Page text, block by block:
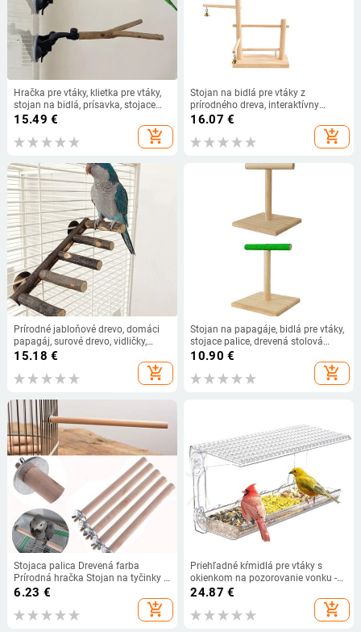
Hračka pre vtáky, klietka pre vtáky,
stojan na bidlá, prísavka, stojace
bidlá, bidlá pre papagáje,
príslušenstvo pre klietky pre kone,
hrdličky, kakadu.
15.49 €
add_shopping_cart
Stojan na bidlá pre vtáky z
prírodného dreva, interaktívny
stojan na ihrisko, výcvik vtákov pre
korely, andulky, papagáje, hrdličky,
dropshipping
16.07 €
add_shopping_cart
Prírodné jabloňové drevo, domáci
papagáj, surové drevo, vidličky,
stojan na konáre, stojan, veverička,
vták, škrečok, konáre, bidlá, žuvacie
hračky, palica
15.18 €
add_shopping_cart
Stojan na papagáje, bidlá pre vtáky,
stojace palice, drevená stolová
klietka, bidlo pre vtáky
10.90 €
add_shopping_cart
Stojaca palica Drevená farba
Prírodná hračka Stojan na tyčinky 1
x Brúsna tyč na vtáčie pazúry
6.23 €
add_shopping_cart
Priehľadné kŕmidlá pre vtáky s
okienkom na pozorovanie vonku -
vylepšená prísavka, pozorovanie
voľne žijúcich vtákov pre mačky,
kŕmidlo do vtáčej búdky
24.87 €
add_shopping_cart